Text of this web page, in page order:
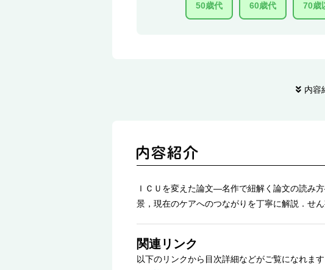
50歳代 60歳代 70歳
内容
ＩＣＵを変えた論文―名作で紐解く論文の読み
景，現在のケアへのつながりを丁寧に解説．せ
関連リンク
以下のリンクから目次詳細などがご覧になれます